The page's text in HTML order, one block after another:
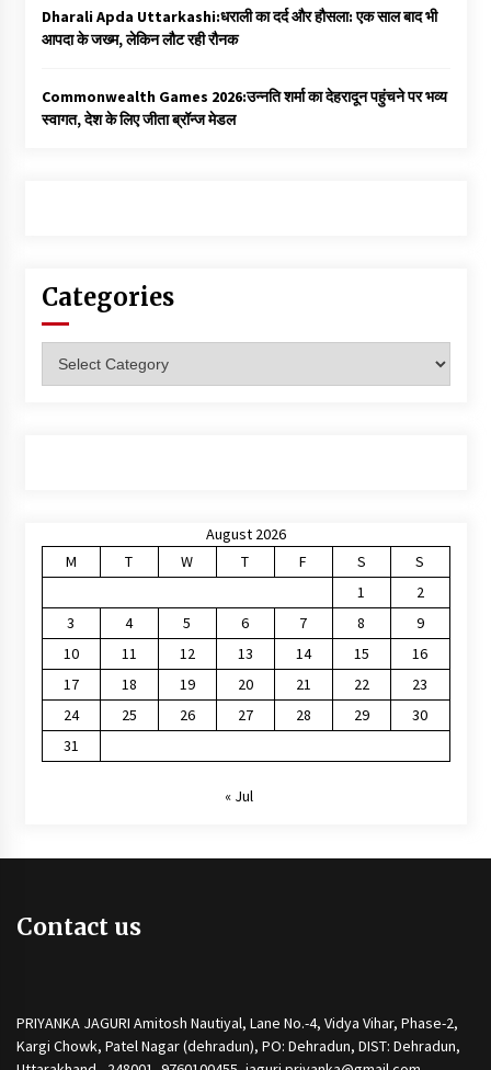
Dharali Apda Uttarkashi:धराली का दर्द और हौसला: एक साल बाद भी
आपदा के जख्म, लेकिन लौट रही रौनक
Commonwealth Games 2026:उन्नति शर्मा का देहरादून पहुंचने पर भव्य
स्वागत, देश के लिए जीता ब्रॉन्ज मेडल
Categories
August 2026
M
T W T F S
S
1
2
3
4 5 6 7 8
9
10
11 12 13 14 15
16
17
18 19 20 21 22
23
24
25 26 27 28 29
30
31
« Jul
Contact us
PRIYANKA JAGURI Amitosh Nautiyal, Lane No.-4, Vidya Vihar, Phase-2,
Kargi Chowk, Patel Nagar (dehradun), PO: Dehradun, DIST: Dehradun,